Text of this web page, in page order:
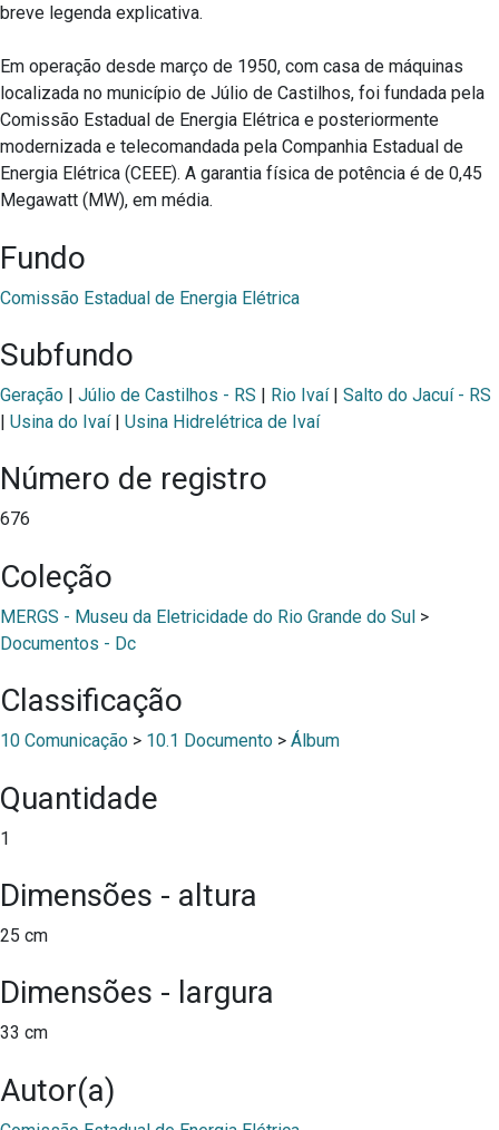
breve legenda explicativa.
Em operação desde março de 1950, com casa de máquinas
localizada no município de Júlio de Castilhos, foi fundada pela
Comissão Estadual de Energia Elétrica e posteriormente
modernizada e telecomandada pela Companhia Estadual de
Energia Elétrica (CEEE). A garantia física de potência é de 0,45
Megawatt (MW), em média.
Fundo
Comissão Estadual de Energia Elétrica
Subfundo
Geração | Júlio de Castilhos - RS | Rio Ivaí| Salto do Jacuí - RS
| Usina do Ivaí| Usina Hidrelétrica de Ivaí
Número de registro
676
Coleção
MERGS - Museu da Eletricidade do Rio Grande do Sul >
Documentos - Dc
Classificação
10 Comunicação > 10.1 Documento > Álbum
Quantidade
1
Dimensões - altura
25 cm
Dimensões - largura
33 cm
Autor(a)